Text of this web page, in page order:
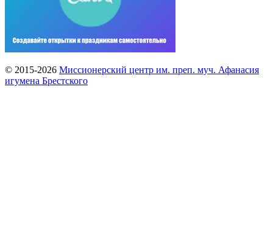
© 2015-2026 Миссионерский центр им. преп. муч. Афанасия
игумена Брестского